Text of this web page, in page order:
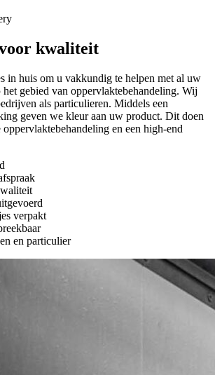
kwaliteit
in huis om u vakkundig te helpen met al uw
het gebied van oppervlaktebehandeling. Wij
als particulieren. Middels een
geven we kleur aan uw product. Dit doen
en een high-end
verpakt
en particulier